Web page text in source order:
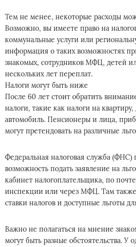
Тем не менее, некоторые расходы
Возможно, вы имеете право на
коммунальные услуги или
информация о таких возможностях
знакомых, сотрудников МФЦ, детей
нескольких лет переплат.
Налоги могут быть ниже
После 60 лет стоит обратить
налоги, такие как налоги на
автомобиль. Пенсионеры и лица,
могут претендовать на различные
Федеральная налоговая служба (ФНС)
возможность подать заявление на
кабинет налогоплательщика, по
инспекции или через МФЦ. Там
ставки налогов и доступные льготы
Важно не полагаться на мнение
могут быть разные обстоятельства. У